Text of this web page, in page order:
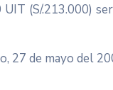
UIT (S/.213.000)
27 de mayo del